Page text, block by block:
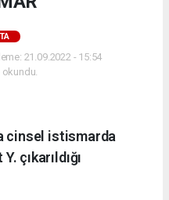
21.09.2022 - 15:54
okundu.
cinsel istismarda
çıkarıldığı